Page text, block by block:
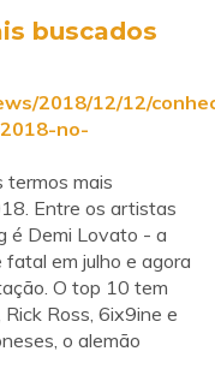
buscados
2018/12/12/
no-
termos mais
Entre os artistas
é Demi Lovato - a
em julho e agora
O top 10 tem
Ross, 6ix9ine e
o alemão